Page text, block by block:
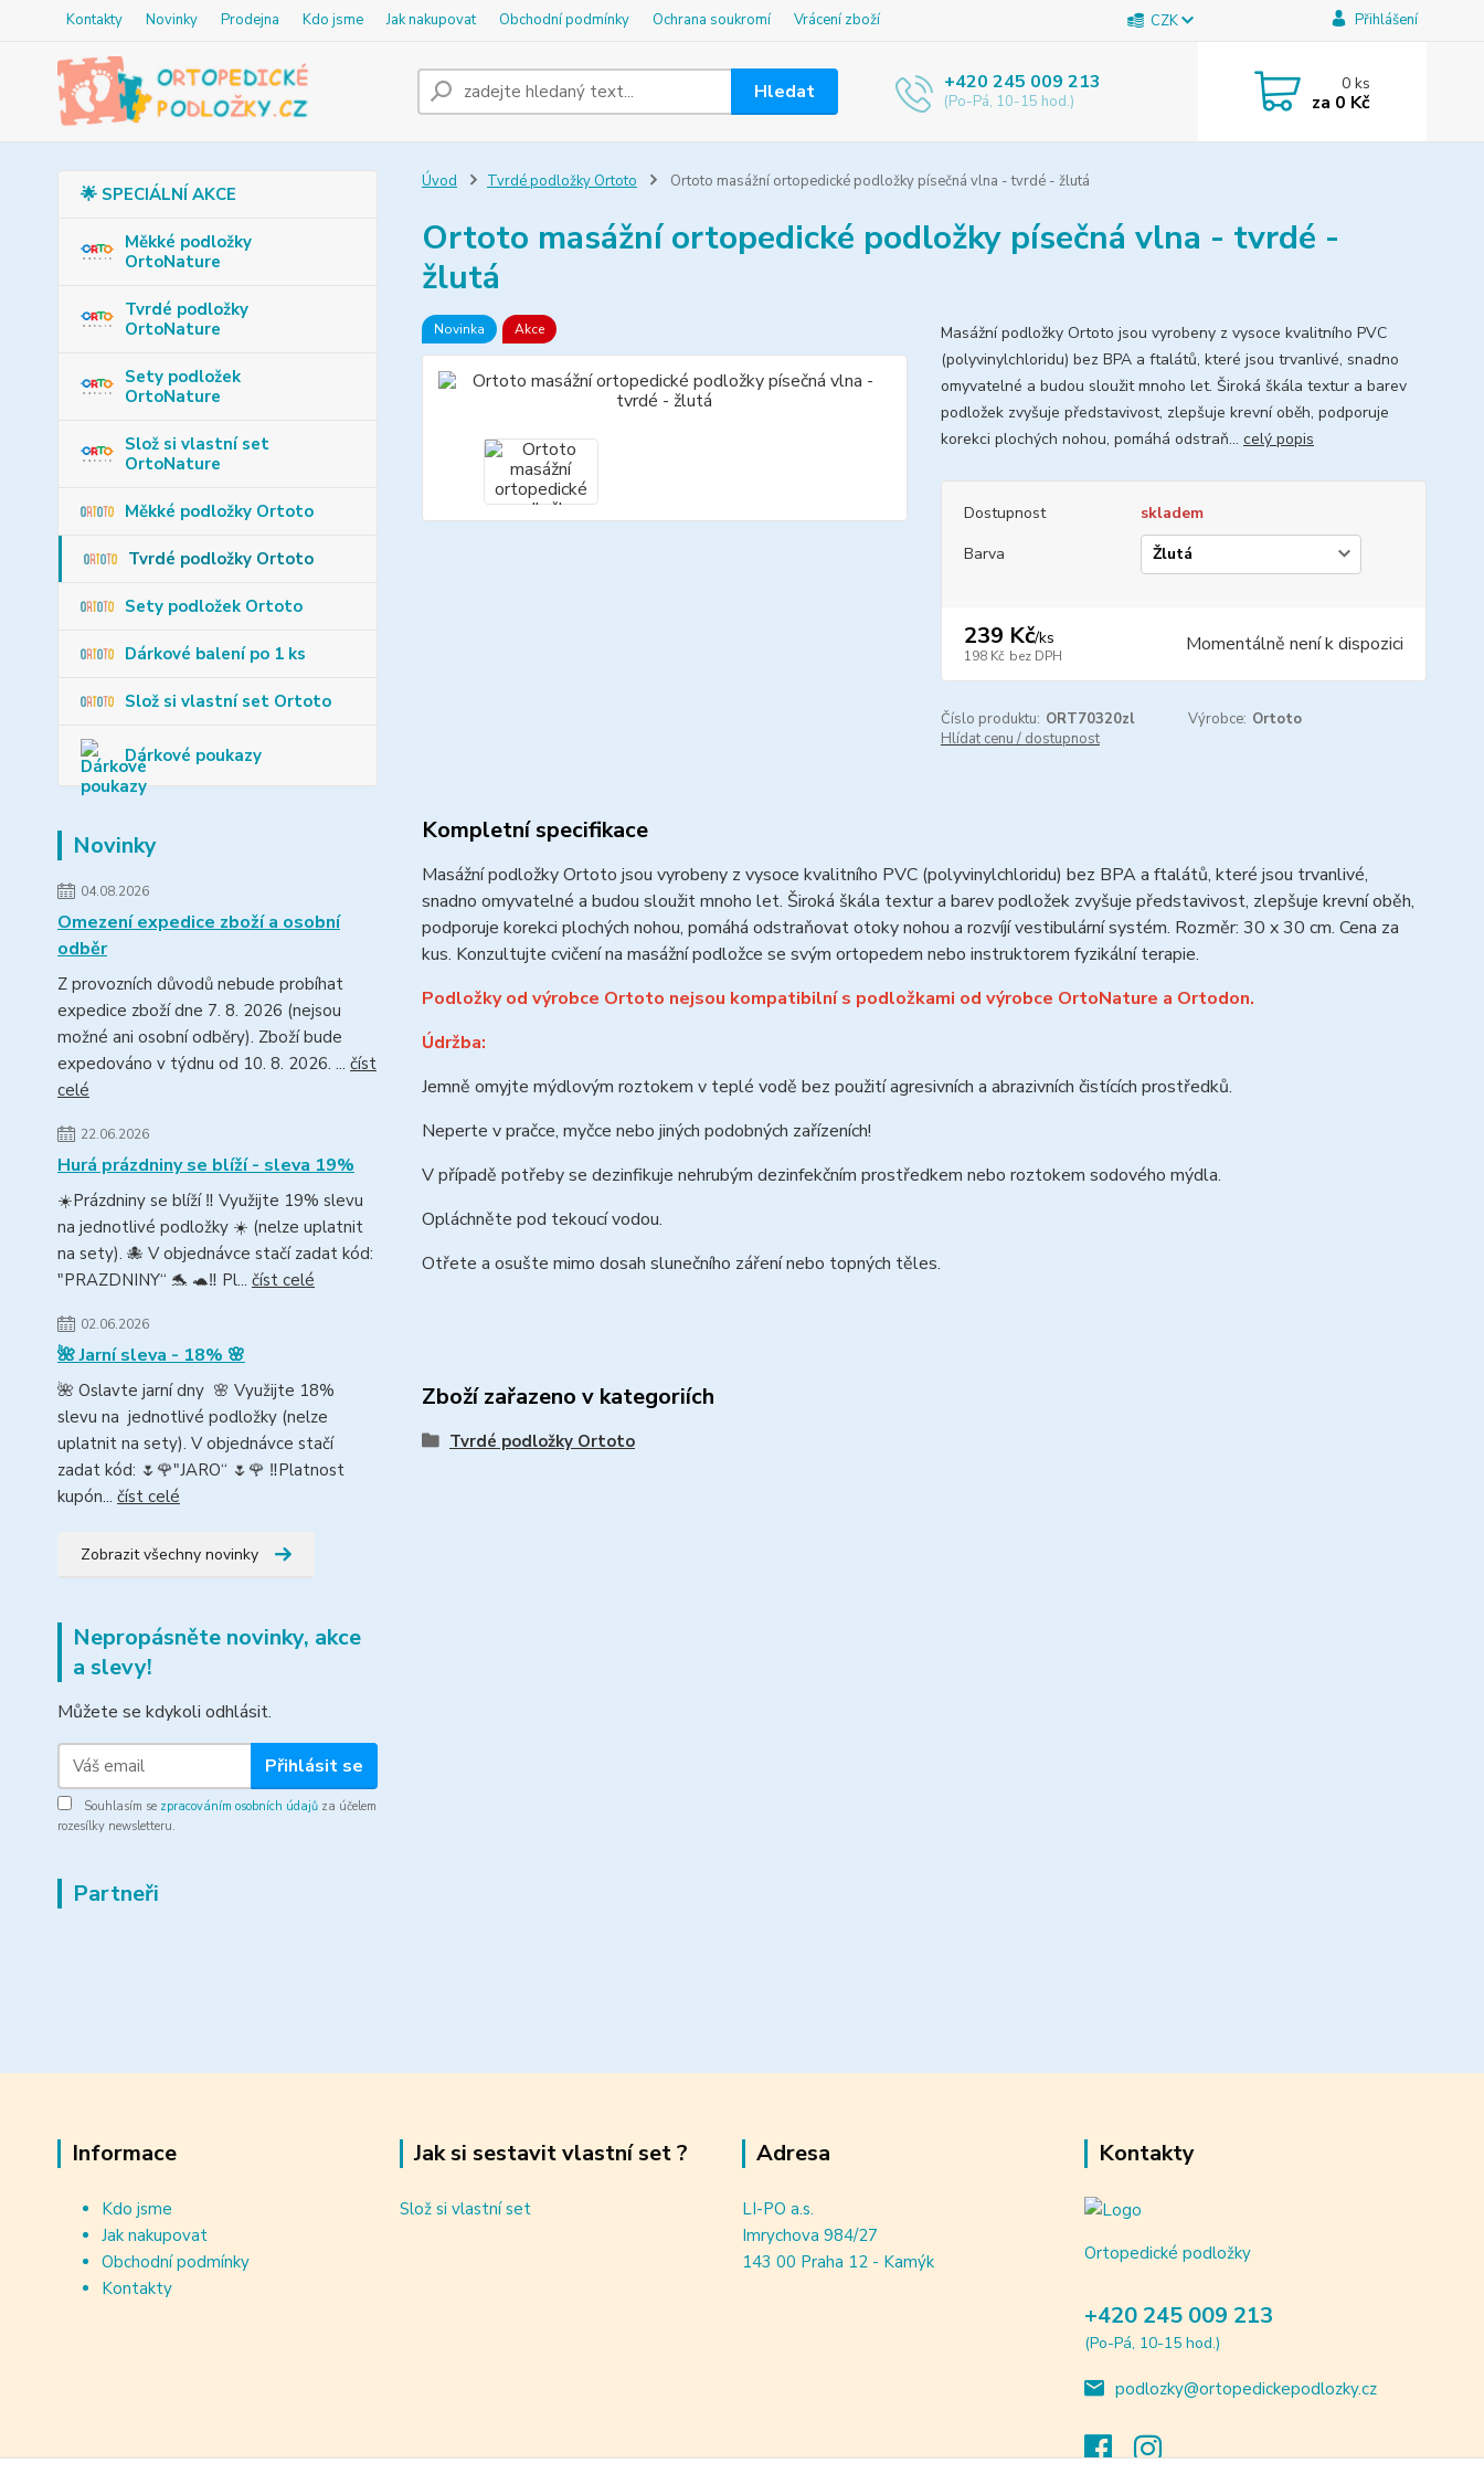
Kontakty Novinky Prodejna Kdo jsme Jak nakupovat Obchodní podmínky Ochrana soukromí Vrácení zboží CZK Přihlášení
Hledat +420 245 009 213
(Po-Pá, 10-15 hod.)
0ks
za 0 Kč
🌟 SPECIÁLNÍ AKCE
Měkké podložky
OrtoNature
Tvrdé podložky
OrtoNature
Sety podložek
OrtoNature
Slož si vlastní set
OrtoNature
Měkké podložky Ortoto
Tvrdé podložky Ortoto
Sety podložek Ortoto
Dárkové balení po 1 ks
Slož si vlastní set Ortoto
Dárkové poukazy
Novinky
04.08.2026
Omezení expedice zboží a osobní
odběr
Z provozních důvodů nebude probíhat
expedice zboží dne 7. 8. 2026 (nejsou
možné ani osobní odběry). Zboží bude
expedováno v týdnu od 10. 8. 2026. ... číst
celé
22.06.2026
Hurá prázdniny se blíží - sleva 19%
☀️Prázdniny se blíží ‼️ Využijte 19% slevu
na jednotlivé podložky ☀️ (nelze uplatnit
na sety). 🐙 V objednávce stačí zadat kód:
"PRAZDNINY“ 🐬 🐢‼️ Pl... číst celé
02.06.2026
🌺 Jarní sleva - 18% 🌸
🌺 Oslavte jarní dny 🌸 Využijte 18%
slevu na jednotlivé podložky (nelze
uplatnit na sety). V objednávce stačí
zadat kód: 🌷🌹"JARO“ 🌷🌹 ‼️Platnost
kupón... číst celé
Zobrazit všechny novinky
Nepropásněte novinky, akce
a slevy!
Můžete se kdykoli odhlásit.
Přihlásit se
Souhlasím se zpracováním osobních údajů za účelem
rozesílky newsletteru.
Partneři
Úvod Tvrdé podložky Ortoto Ortoto masážní ortopedické podložky písečná vlna - tvrdé - žlutá
Ortoto masážní ortopedické podložky písečná vlna - tvrdé -
žlutá
Novinka Akce
Masážní podložky Ortoto jsou vyrobeny z vysoce kvalitního PVC
(polyvinylchloridu) bez BPA a ftalátů, které jsou trvanlivé, snadno
omyvatelné a budou sloužit mnoho let. Široká škála textur a barev
podložek zvyšuje představivost, zlepšuje krevní oběh, podporuje
korekci plochých nohou, pomáhá odstraň... celý popis
Dostupnost
skladem
Barva
239 Kč/ks
198 Kč bez DPH Momentálně není k dispozici
Číslo produktu: ORT70320zl Výrobce: Ortoto
Hlídat cenu / dostupnost
Kompletní specifikace
Masážní podložky Ortoto jsou vyrobeny z vysoce kvalitního PVC (polyvinylchloridu) bez BPA a ftalátů, které jsou trvanlivé,
snadno omyvatelné a budou sloužit mnoho let. Široká škála textur a barev podložek zvyšuje představivost, zlepšuje krevní oběh,
podporuje korekci plochých nohou, pomáhá odstraňovat otoky nohou a rozvíjí vestibulární systém. Rozměr: 30 x 30 cm. Cena za
kus. Konzultujte cvičení na masážní podložce se svým ortopedem nebo instruktorem fyzikální terapie.
Podložky od výrobce Ortoto nejsou kompatibilní s podložkami od výrobce OrtoNature a Ortodon.
Údržba:
Jemně omyjte mýdlovým roztokem v teplé vodě bez použití agresivních a abrazivních čistících prostředků.
Neperte v pračce, myčce nebo jiných podobných zařízeních!
V případě potřeby se dezinfikuje nehrubým dezinfekčním prostředkem nebo roztokem sodového mýdla.
Opláchněte pod tekoucí vodou.
Otřete a osušte mimo dosah slunečního záření nebo topných těles.
Zboží zařazeno v kategoriích
Tvrdé podložky Ortoto
Informace
Kdo jsme
Jak nakupovat
Obchodní podmínky
Kontakty
Jak si sestavit vlastní set ?
Slož si vlastní set
Adresa
LI-PO a.s.
Imrychova 984/27
143 00 Praha 12 - Kamýk
Kontakty
Ortopedické podložky
+420 245 009 213
(Po-Pá, 10-15 hod.)
podlozky@ortopedickepodlozky.cz